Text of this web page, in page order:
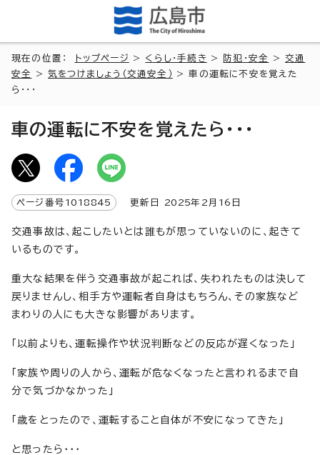
現在の位置： トップページ > くらし・手続き > 防犯・安全 >交通
安全
>気をつけましょう（交通安全）
> 車の運転に不安を覚えた
ら・・・
車の運転に不安を覚えたら・・・
ページ番号 1018845 更新日 2025年2月 16 日
交通事故は、起こしたいとは誰もが思っていないのに、起きて
いるものです。
重大な結果を伴う交通事故が起これば、失われたものは決して
戻りませんし、相手方や運転者自身はもちろん、その家族など
まわりの人にも大きな影響があります。
「以前よりも、運転操作や状況判断などの反応が遅くなった」
「家族や周りの人から、運転が危なくなったと言われるまで自
分で気づかなかった」
「歳をとったので、運転すること自体が不安になってきた」
と思ったら・・・